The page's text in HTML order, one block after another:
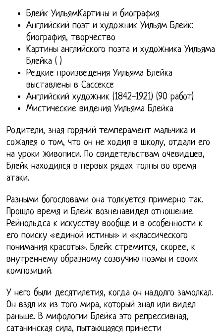
Блейк УильямКартины и биография
Английский поэт и художник Уильям Блейк:
биография, творчество
Картины английского поэта и художника Уильяма
Блейка ( )
Редкие произведения Уильяма Блейка
выставлены в Сассексе
Английский художник (1842-1921) (90 работ)
Мистические видения Уильяма Блейка
Родители, зная горячий темперамент мальчика и
сожалея о том, что он не ходил в школу, отдали его
на уроки живописи. По свидетельствам очевидцев,
Блейк находился в первых рядах толпы во время
атаки.
Разными богословами она толкуется примерно так.
Прошло время и Блейк возненавидел отношение
Рейнольдса к искусству вообще и в особенности к
его поиску «единой истины» и «классического
понимания красоты». Блейк стремится, скорее, к
внутреннему образному созвучию поэмы и своих
композиций.
У него были десятилетия, когда он надолго замолкал.
Он взял их из того мира, который знал или видел
раньше. В мифологии Блейка это репрессивная,
сатанинская сила, пытающаяся принести